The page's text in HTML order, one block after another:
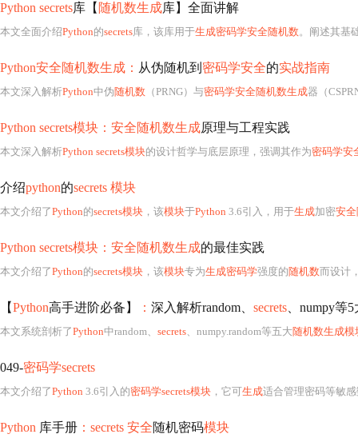
Python secrets库【 随机数生成库】全面讲解
本文全面介绍Python的secrets库，该库用于生成密码学安全随机数。阐述其基
Python安全随机数生成： 从伪随机到 密码学安全的实战指南
本文深入解析Python中伪随机数 （PRNG）与密码学安全随机数生成器（
Python secrets模块：安全随机数生成原理与工程实践
本文深入解析Python secrets模块的设计哲学与底层原理，强调其作为密码学安
介绍python的secrets 模块
本文介绍了Python的secrets模块 ，该模块于Python 3.6引入，用于生成加密安
Python secrets模块：安全随机数生成的最佳实践
本文介绍了Python的secrets模块 ，该模块专为生成密码学强度的随机数而设计
【Python高手进阶必备】 ： 深入解析random、 secrets 、numpy等5
本文系统剖析了Python中random、 secrets、numpy.random等五大随机数生成模
049-密码学secrets
本文介绍了Python 3.6引入的密码学secrets模块 ，它可生成适合管理密码等敏
Python 库手册 ：secrets 安全随机密码模块